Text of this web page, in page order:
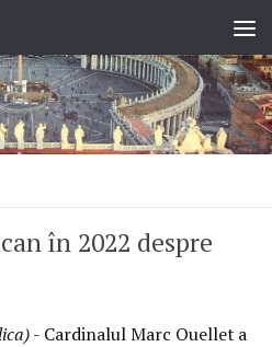
în 2022 despre
- Cardinalul Marc Ouellet a